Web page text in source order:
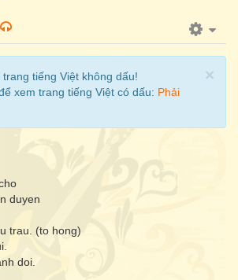
×
tiếng Việt không dấu!
xem trang tiếng Việt có dấu: Phải
duyen
trau. (to hong)
doi.